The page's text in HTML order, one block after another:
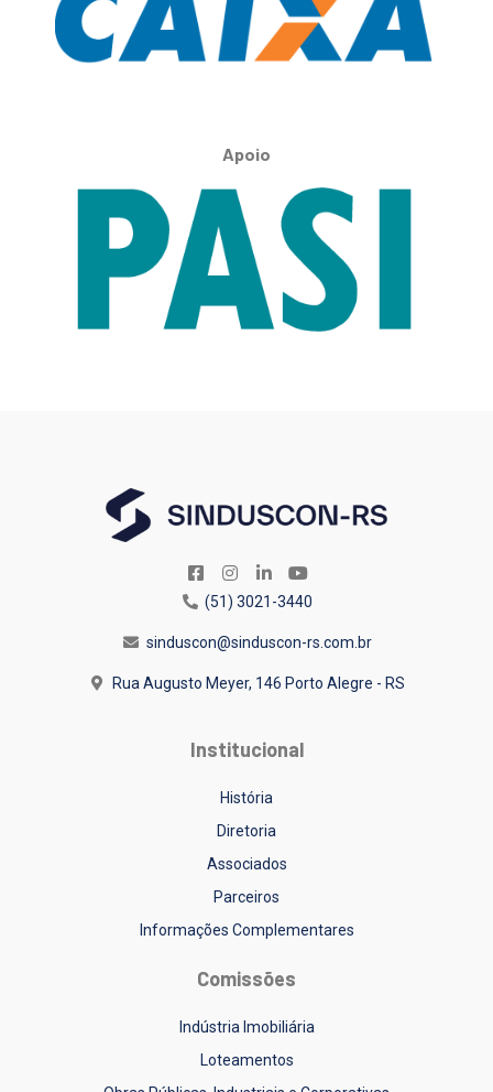
Apoio
(51) 3021-3440
sinduscon@sinduscon-rs.com.br
Rua Augusto Meyer, 146 Porto Alegre - RS
Institucional
História
Diretoria
Associados
Parceiros
Informações Complementares
Comissões
Indústria Imobiliária
Loteamentos